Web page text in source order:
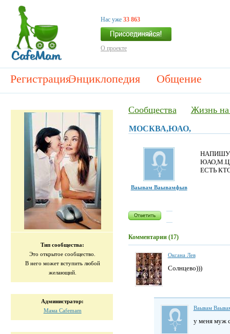
Нас уже 33 863
О проекте
РегистрацияЭнциклопедия Общение
Тип сообщества:
Это открытое сообщество.
В него может вступить любой
желающий.
Администратор:
Мама Cafemam
Сообщества Жизнь
МОСКВА,ЮАО,
Ваывам Ваывамфыв
НАПИШУ
ЕСТЬ
Комментарии (17)
Оксана Лев
Солнцево)))
Ваывам
у меня муж